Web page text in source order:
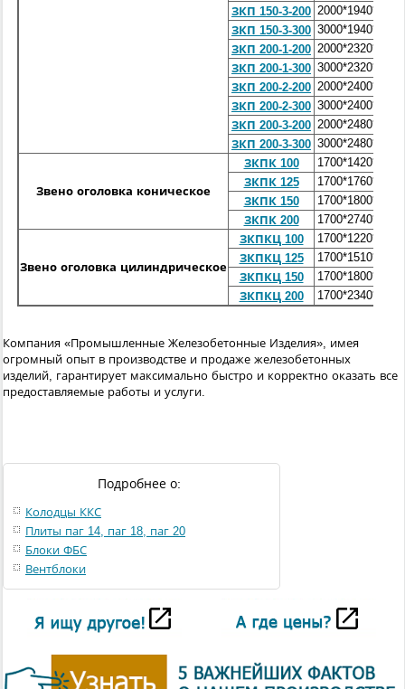
ЗКП 150-3-200 2000*1940*1950
ЗКП 150-3-300 3000*1940*1950
ЗКП 200-1-200 2000*2320*2330
ЗКП 200-1-300 3000*2320*2330
ЗКП 200-2-200 2000*2400*2410
ЗКП 200-2-300 3000*2400*2410
ЗКП 200-3-200 2000*2480*2490
ЗКП 200-3-300 3000*2480*2490
Звено оголовка коническое
ЗКПК 100
1700*1420*1710
ЗКПК 125
1700*1760*2050
ЗКПК 150
1700*1800*2190
ЗКПК 200
1700*2740*3030
Звено оголовка цилиндрическое
ЗКПКЦ 100
1700*1220*1610
ЗКПКЦ 125
1700*1510*1900
ЗКПКЦ 150
1700*1800*2190
ЗКПКЦ 200
1700*2340*2730
Компания «Промышленные Железобетонные Изделия», имея
огромный опыт в производстве и продаже железобетонных
изделий, гарантирует максимально быстро и корректно оказать все
предоставляемые работы и услуги.
Подробнее о:
Колодцы ККС
Плиты паг 14, паг 18, паг 20
Блоки ФБС
Вентблоки